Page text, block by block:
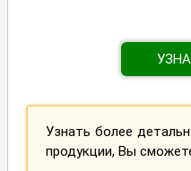
Узнать более
продукции, Вы